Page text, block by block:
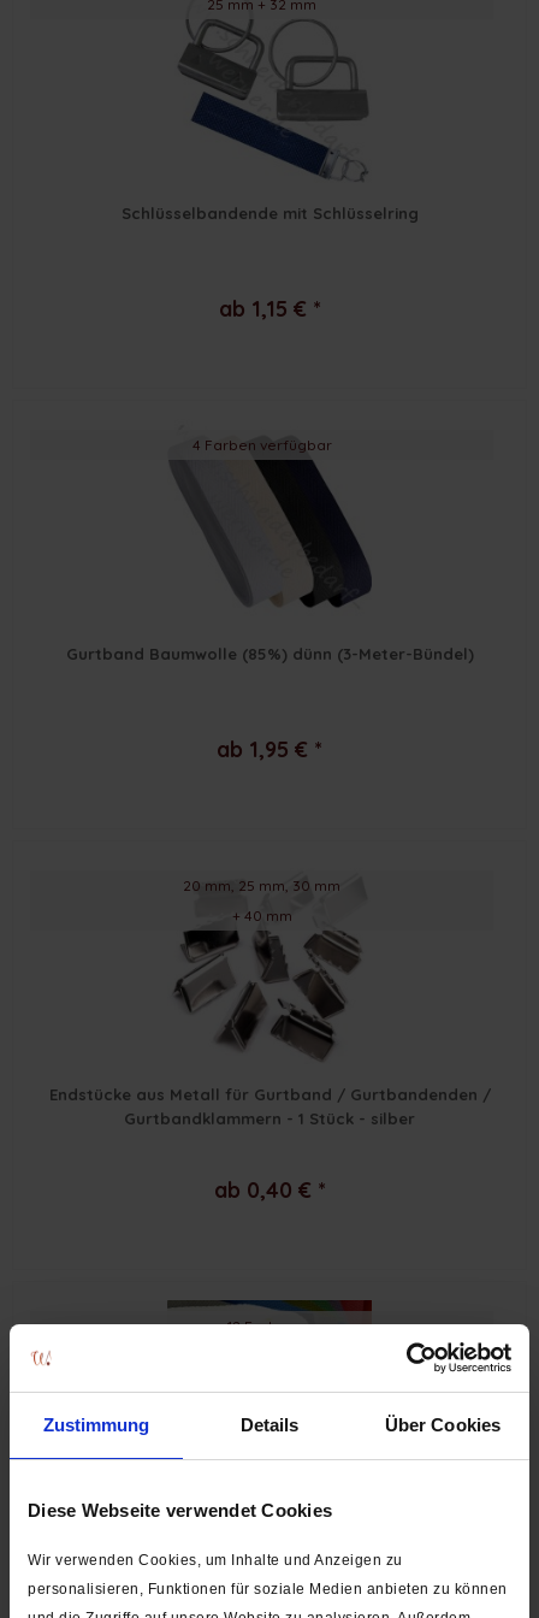
Zustimmung Details Über Cookies
Diese Webseite verwendet Cookies
Wir verwenden Cookies, um Inhalte und Anzeigen zu
personalisieren, Funktionen für soziale Medien anbieten zu können
25 mm + 32 mm
Schlüsselbandende mit Schlüsselring
ab 1,15 € *
4 Farben verfügbar
Gurtband Baumwolle (85%) dünn (3-Meter-Bündel)
ab 1,95 € *
20 mm, 25 mm, 30 mm
+ 40 mm
Endstücke aus Metall für Gurtband / Gurtbandenden /
Gurtbandklammern - 1 Stück - silber
ab 0,40 € *
12 Farben